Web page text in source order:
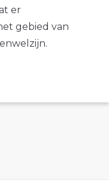
er
gebied van